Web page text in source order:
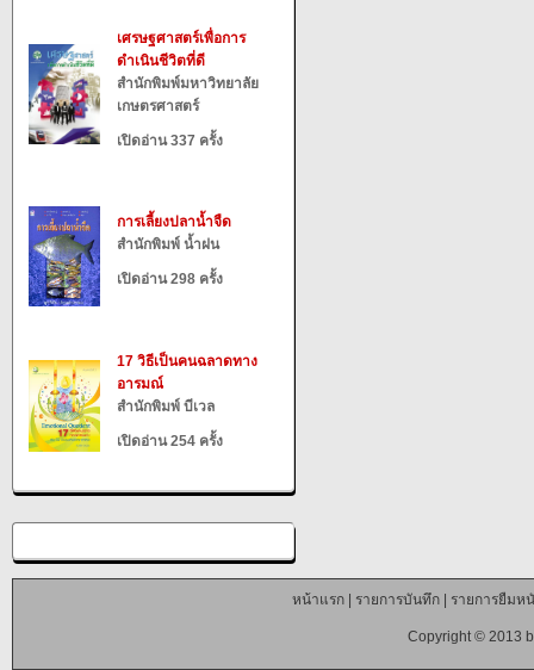
เศรษฐศาสตร์เพื่อการ
ดำเนินชีวิตที่ดี
สำนักพิมพ์มหาวิทยาลัย
เกษตรศาสตร์
เปิดอ่าน 337 ครั้ง
การเลี้ยงปลาน้ำจืด
สำนักพิมพ์ น้ำฝน
เปิดอ่าน 298 ครั้ง
17 วิธีเป็นคนฉลาดทาง
อารมณ์
สำนักพิมพ์ บีเวล
เปิดอ่าน 254 ครั้ง
หน้าแรก| รายการบันทึก| รายการยืมห
Copyright © 2013